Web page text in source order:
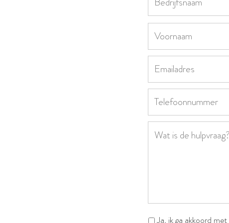
Ja, ik ga akkoord